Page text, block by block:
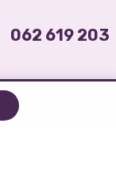
062 619 203